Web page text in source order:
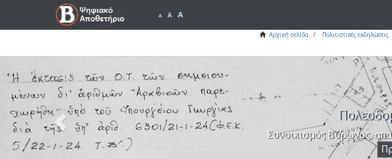
A A A
Αρχική σελίδα Πολιτιστικές εκδηλώσεις
Συνοικισμός Βύρωνος,